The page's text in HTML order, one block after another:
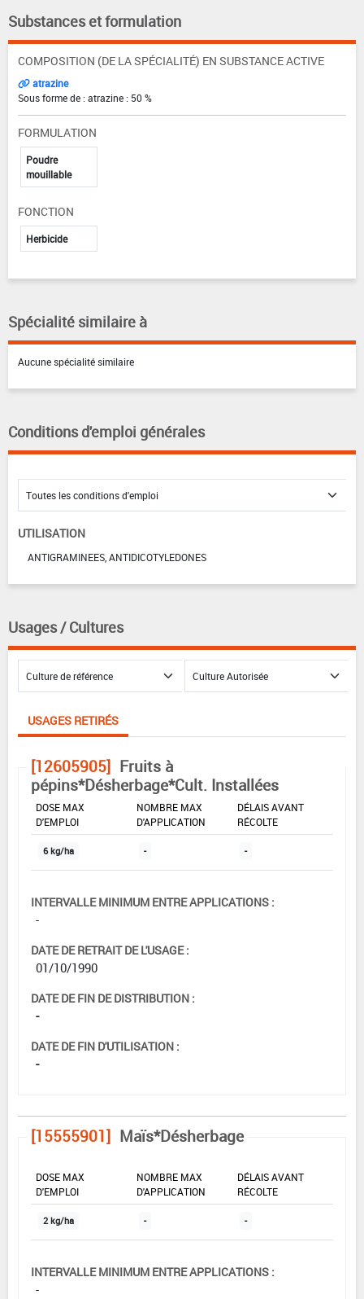
Substances et formulation
COMPOSITION (DE LA SPÉCIALITÉ) EN SUBSTANCE ACTIVE
atrazine
Sous forme de : atrazine : 50 %
FORMULATION
Poudre
mouillable
FONCTION
Herbicide
Spécialité similaire à
Aucune spécialité similaire
Conditions d'emploi générales
UTILISATION
ANTIGRAMINEES, ANTIDICOTYLEDONES
Usages / Cultures
USAGES RETIRÉS
[12605905] Fruits à
pépins*Désherbage*Cult. Installées
DOSE MAX
D'EMPLOI
NOMBRE MAX
D'APPLICATION
DÉLAIS AVANT
RÉCOLTE
6 kg/ha - -
INTERVALLE MINIMUM ENTRE APPLICATIONS :
-
DATE DE RETRAIT DE L'USAGE :
01/10/1990
DATE DE FIN DE DISTRIBUTION :
-
DATE DE FIN D'UTILISATION :
-
[15555901] Maïs*Désherbage
DOSE MAX
D'EMPLOI
NOMBRE MAX
D'APPLICATION
DÉLAIS AVANT
RÉCOLTE
2 kg/ha - -
INTERVALLE MINIMUM ENTRE APPLICATIONS :
-